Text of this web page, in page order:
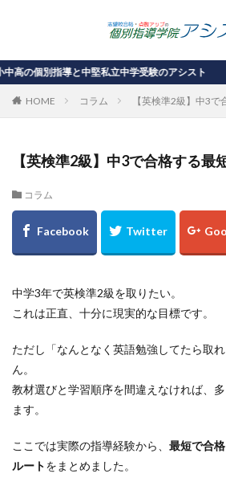
指導と中堅私立中学受験のアシスト
HOME コラム 【英検準2級】中3
【英検準2級】中3で合格する最
コラム
中学3年で英検準2級を取りたい。
これは正直、十分に現実的な目標です。
ただし「なんとなく英語勉強してたら取
ん。
教材選びと学習順序を間違えなければ、
ます。
ここでは実際の指導経験から、 最短で合
ルートをまとめました。